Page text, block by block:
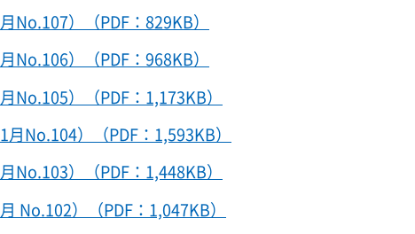
No.107）（PDF：829KB）
No.106）（PDF：968KB）
No.105）（PDF：1,173KB）
No.104）（PDF：1,593KB）
No.103）（PDF：1,448KB）
No.102）（PDF：1,047KB）